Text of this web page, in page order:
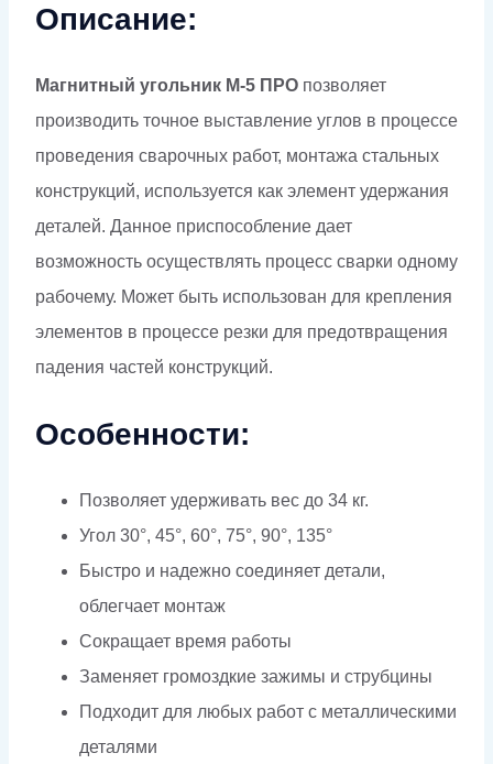
Описание:
Магнитный угольник М-5 ПРО позволяет
производить точное выставление углов в процессе
проведения сварочных работ, монтажа стальных
конструкций, используется как элемент удержания
деталей. Данное приспособление дает
возможность осуществлять процесс сварки одному
рабочему. Может быть использован для крепления
элементов в процессе резки для предотвращения
падения частей конструкций.
Особенности:
Позволяет удерживать вес до 34 кг.
Угол 30°, 45°, 60°, 75°, 90°, 135°
Быстро и надежно соединяет детали,
облегчает монтаж
Сокращает время работы
Заменяет громоздкие зажимы и струбцины
Подходит для любых работ с металлическими
деталями